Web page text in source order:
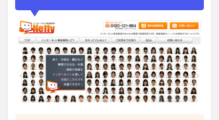
庭教師
AIDnet（エ
イドネッ
ト）
6
No.5：
オンラ
イン坪
田塾